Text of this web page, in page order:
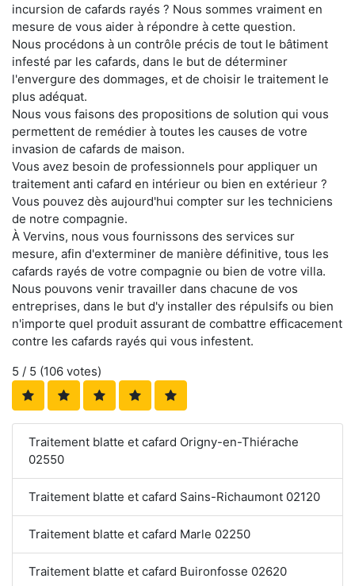
incursion de cafards rayés ? Nous sommes vraiment en
mesure de vous aider à répondre à cette question.
Nous procédons à un contrôle précis de tout le bâtiment
infesté par les cafards, dans le but de déterminer
l'envergure des dommages, et de choisir le traitement le
plus adéquat.
Nous vous faisons des propositions de solution qui vous
permettent de remédier à toutes les causes de votre
invasion de cafards de maison.
Vous avez besoin de professionnels pour appliquer un
traitement anti cafard en intérieur ou bien en extérieur ?
Vous pouvez dès aujourd'hui compter sur les techniciens
de notre compagnie.
À Vervins, nous vous fournissons des services sur
mesure, afin d'exterminer de manière définitive, tous les
cafards rayés de votre compagnie ou bien de votre villa.
Nous pouvons venir travailler dans chacune de vos
entreprises, dans le but d'y installer des répulsifs ou bien
n'importe quel produit assurant de combattre efficacement
contre les cafards rayés qui vous infestent.
5 / 5 (106 votes)
Traitement blatte et cafard Origny-en-Thiérache
02550
Traitement blatte et cafard Sains-Richaumont 02120
Traitement blatte et cafard Marle 02250
Traitement blatte et cafard Buironfosse 02620